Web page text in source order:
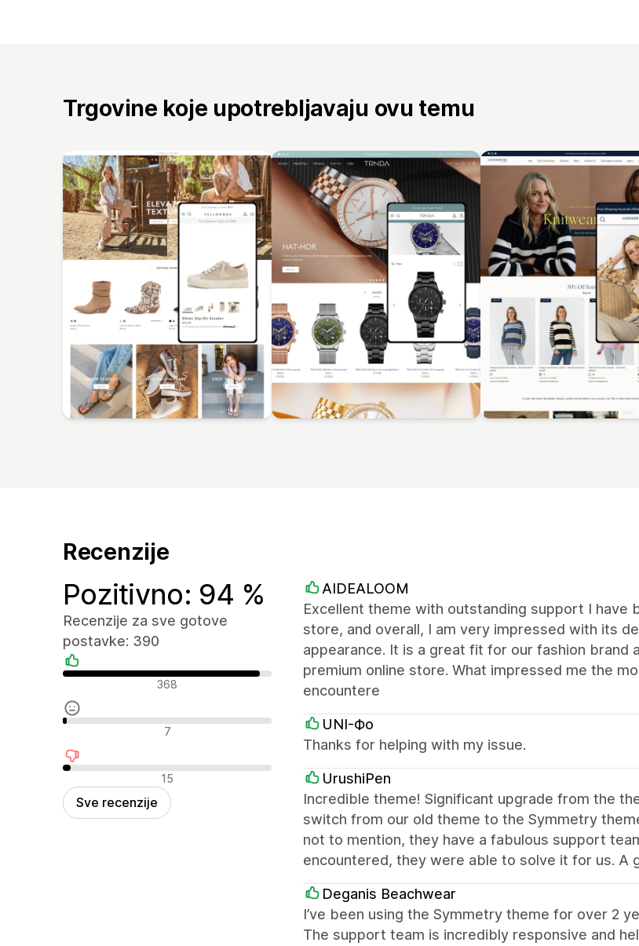
Trgovine koje upotrebljavaju ovu temu
Recenzije
Pozitivno: 94 %
Recenzije za sve gotove
postavke: 390
Pozitivne recenzije
368
Neutralne recenzije
7
Negativne recenzije
15
Sve recenzije
AIDEALOOM
Excellent theme with outstanding support I have
store, and overall, I am very impressed with its
appearance. It is a great fit for our fashion brand
premium online store. What impressed me the
encountere
UNI-Фо
Thanks for helping with my issue.
UrushiPen
Incredible theme! Significant upgrade from the
switch from our old theme to the Symmetry
not to mention, they have a fabulous support
encountered, they were able to solve it for us. A
Deganis Beachwear
I’ve been using the Symmetry theme for over 2
The support team is incredibly responsive and